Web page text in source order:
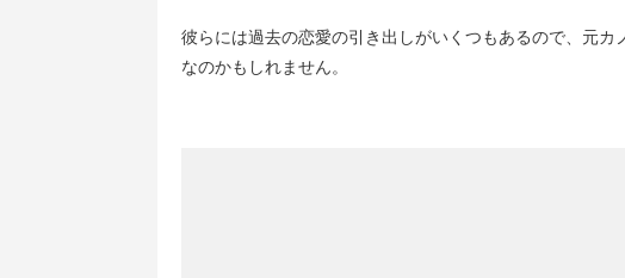
彼らには過去の恋愛の引き出しがいくつもあるので、元
なのかもしれません。